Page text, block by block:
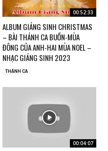
00:52:33
ALBUM GIÁNG SINH CHRISTMAS
– BÀI THÁNH CA BUỒN-MÙA
ĐÔNG CỦA ANH-HAI MÙA NOEL –
NHẠC GIÁNG SINH 2023
THÁNH CA
00:04:07